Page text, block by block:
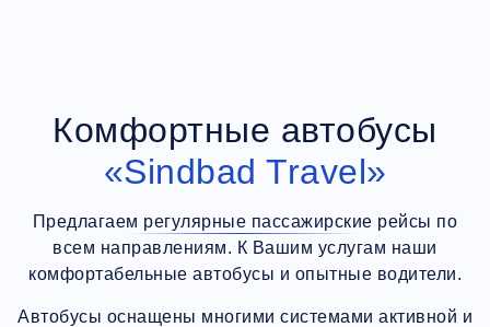
Комфортные автобусы
«Sindbad Travel»
Предлагаем регулярные пассажирские рейсы по
всем направлениям. К Вашим услугам наши
комфортабельные автобусы и опытные водители.
Автобусы оснащены многими системами активной и